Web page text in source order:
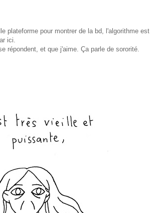
plateforme pour montrer de la bd, l'algorithme est
ici.
répondent, et que j'aime. Ça parle de sororité.